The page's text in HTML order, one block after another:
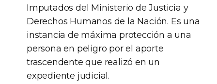
Imputados del Ministerio de Justicia y
Derechos Humanos de la Nación. Es una
instancia de máxima protección a una
persona en peligro por el aporte
trascendente que realizó en un
expediente judicial.